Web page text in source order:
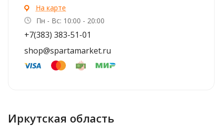
На карте
Пн - Вс: 10:00 - 20:00
+7(383) 383-51-01
shop@spartamarket.ru
Иркутская область